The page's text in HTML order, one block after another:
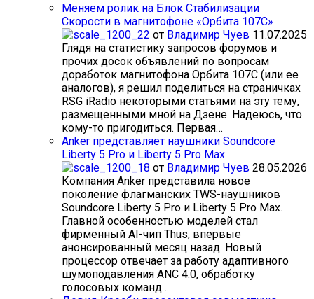
Меняем ролик на Блок Стабилизации
Скорости в магнитофоне «Орбита 107С»
от Владимир Чуев 11.07.2025
Глядя на статистику запросов форумов и
прочих досок объявлений по вопросам
доработок магнитофона Орбита 107С (или ее
аналогов), я решил поделиться на страничках
RSG iRadio некоторыми статьями на эту тему,
размещенными мной на Дзене. Надеюсь, что
кому-то пригодиться. Первая…
Anker представляет наушники Soundcore
Liberty 5 Pro и Liberty 5 Pro Max
от Владимир Чуев 28.05.2026
Компания Anker представила новое
поколение флагманских TWS-наушников
Soundcore Liberty 5 Pro и Liberty 5 Pro Max.
Главной особенностью моделей стал
фирменный AI-чип Thus, впервые
анонсированный месяц назад. Новый
процессор отвечает за работу адаптивного
шумоподавления ANC 4.0, обработку
голосовых команд…